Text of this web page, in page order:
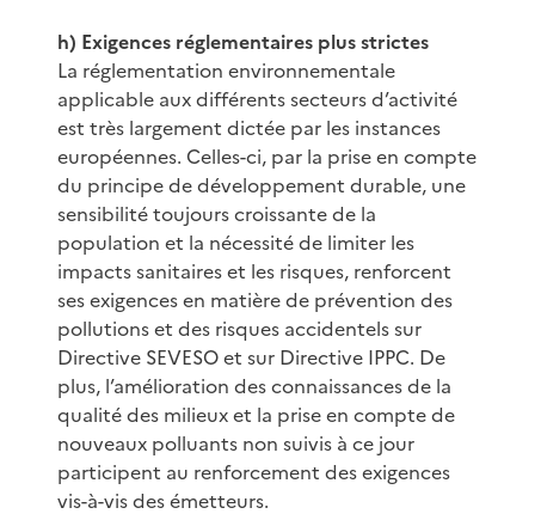
h) Exigences réglementaires plus strictes
La réglementation environnementale
applicable aux différents secteurs d’activité
est très largement dictée par les instances
européennes. Celles-ci, par la prise en compte
du principe de développement durable, une
sensibilité toujours croissante de la
population et la nécessité de limiter les
impacts sanitaires et les risques, renforcent
ses exigences en matière de prévention des
pollutions et des risques accidentels sur
Directive SEVESO et sur Directive IPPC. De
plus, l’amélioration des connaissances de la
qualité des milieux et la prise en compte de
nouveaux polluants non suivis à ce jour
participent au renforcement des exigences
vis-à-vis des émetteurs.